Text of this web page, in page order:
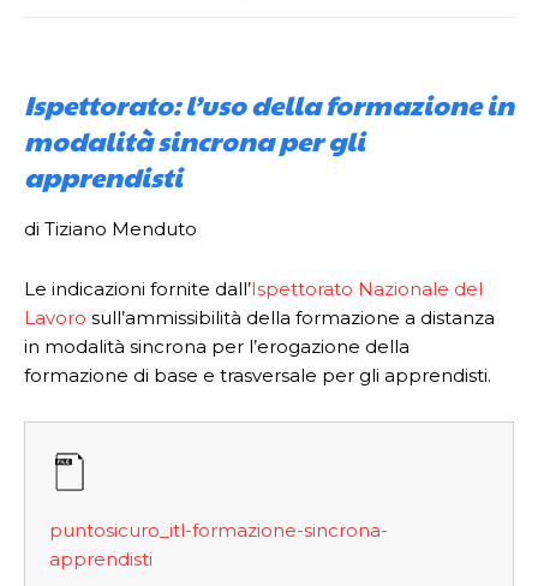
Ispettorato: l’uso della formazione in
modalità sincrona per gli
apprendisti
di Tiziano Menduto
Le indicazioni fornite dall’Ispettorato Nazionale del
Lavoro sull’ammissibilità della formazione a distanza
in modalità sincrona per l’erogazione della
formazione di base e trasversale per gli apprendisti.
puntosicuro_itl-formazione-sincrona-
apprendisti